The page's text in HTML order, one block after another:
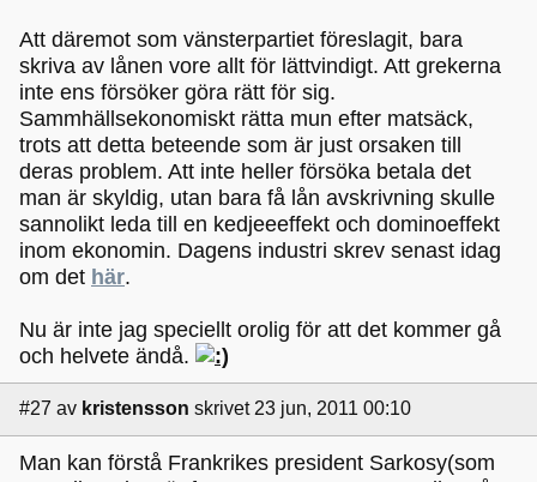
Att däremot som vänsterpartiet föreslagit, bara
skriva av lånen vore allt för lättvindigt. Att grekerna
inte ens försöker göra rätt för sig.
Sammhällsekonomiskt rätta mun efter matsäck,
trots att detta beteende som är just orsaken till
deras problem. Att inte heller försöka betala det
man är skyldig, utan bara få lån avskrivning skulle
sannolikt leda till en kedjeeeffekt och dominoeffekt
inom ekonomin. Dagens industri skrev senast idag
om det här.
Nu är inte jag speciellt orolig för att det kommer gå
och helvete ändå.
#27 av kristensson skrivet 23 jun, 2011 00:10
Man kan förstå Frankrikes president Sarkosy(som